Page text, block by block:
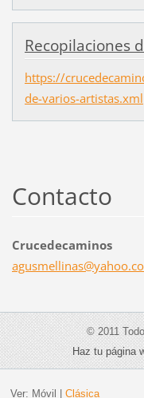
Recopilaciones
https://
de-varios-artistas.xml
Contacto
Crucedecaminos
agusmellinas@yah
© 2011
Haz tu página
Ver: Móvil | Clásica